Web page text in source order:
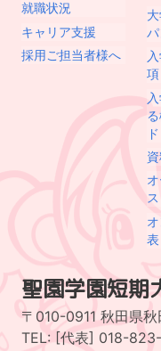
就職状況
キャリア支援
採用ご担当者様へ
項
ド
ス
表
聖園学園短期
〒010-0911 秋田県
TEL: [代表] 018-